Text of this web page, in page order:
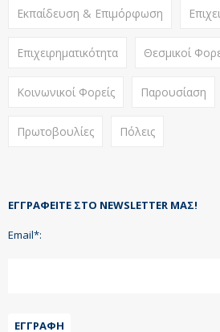
Εκπαίδευση & Επιμόρφωση
Επιχειρηματικότητα Θεσμικοί
Κοινωνικοί Φορείς Παρουσίαση
Πρωτοβουλίες Πόλεις
ΕΓΓΡΑΦΕΊΤΕ ΣΤΟ NEWSLETTER ΜΑΣ!
Email*:
ΕΓΓΡΑΦΉ